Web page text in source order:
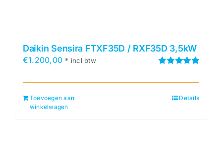
Daikin Sensira FTXF35D / RXF35D 3,5kW
€1.200,00 * incl btw
Toevoegen aan
winkelwagen
Details